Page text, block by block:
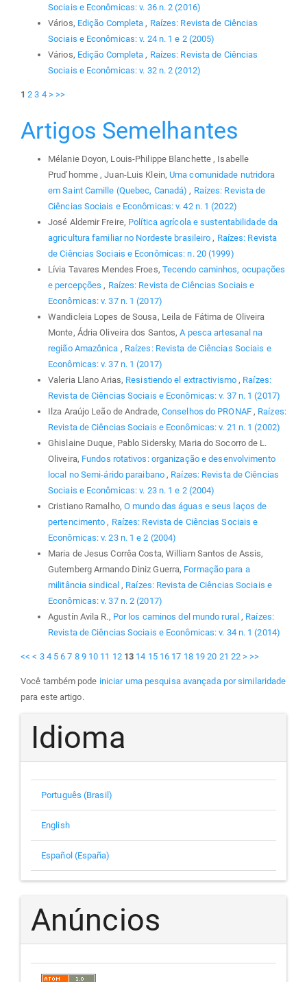
Sociais e Econômicas: v. 36 n. 2 (2016)
Vários, Edição Completa, Raízes: Revista de Ciências
Sociais e Econômicas: v. 24 n. 1 e 2 (2005)
Vários, Edição Completa, Raízes: Revista de Ciências
Sociais e Econômicas: v. 32 n. 2 (2012)
1 2 3 4 > >>
Artigos Semelhantes
Mélanie Doyon, Louis-Philippe Blanchette , Isabelle
Prud’homme , Juan-Luis Klein,Uma comunidade nutridora
em Saint Camille (Quebec, Canadá), Raízes: Revista de
Ciências Sociais e Econômicas: v. 42 n. 1 (2022)
José Aldemir Freire, Política agrícola e sustentabilidade da
agricultura familiar no Nordeste brasileiro, Raízes: Revista
de Ciências Sociais e Econômicas: n. 20 (1999)
Lívia Tavares Mendes Froes, Tecendo caminhos, ocupações
e percepções, Raízes: Revista de Ciências Sociais e
Econômicas: v. 37 n. 1 (2017)
Wandicleia Lopes de Sousa, Leila de Fátima de Oliveira
Monte, Ádria Oliveira dos Santos,A pesca artesanal na
região Amazônica , Raízes: Revista de Ciências Sociais e
Econômicas: v. 37 n. 1 (2017)
Valeria Llano Arias, Resistiendo el extractivismo, Raízes:
Revista de Ciências Sociais e Econômicas: v. 37 n. 1 (2017)
Ilza Araújo Leão de Andrade, Conselhos do PRONAF , Raízes:
Revista de Ciências Sociais e Econômicas: v. 21 n. 1 (2002)
Ghislaine Duque, Pablo Sidersky, Maria do Socorro de L.
Oliveira, Fundos rotativos: organização e desenvolvimento
local no Semi-árido paraibano, Raízes: Revista de Ciências
Sociais e Econômicas: v. 23 n. 1 e 2 (2004)
Cristiano Ramalho, O mundo das águas e seus laços de
pertencimento, Raízes: Revista de Ciências Sociais e
Econômicas: v. 23 n. 1 e 2 (2004)
Maria de Jesus Corrêa Costa, William Santos de Assis,
Gutemberg Armando Diniz Guerra, Formação para a
militância sindical , Raízes: Revista de Ciências Sociais e
Econômicas: v. 37 n. 2 (2017)
Agustín Avila R., Por los caminos del mundo rural, Raízes:
Revista de Ciências Sociais e Econômicas: v. 34 n. 1 (2014)
<< < 3 4 5 6 7 8 9 10 11 12 13 14 15 16 17 18 19 20 21 22 > >>
Você também pode iniciar uma pesquisa avançada por similaridade
para este artigo.
Idioma
Português (Brasil)
English
Español (España)
Anúncios